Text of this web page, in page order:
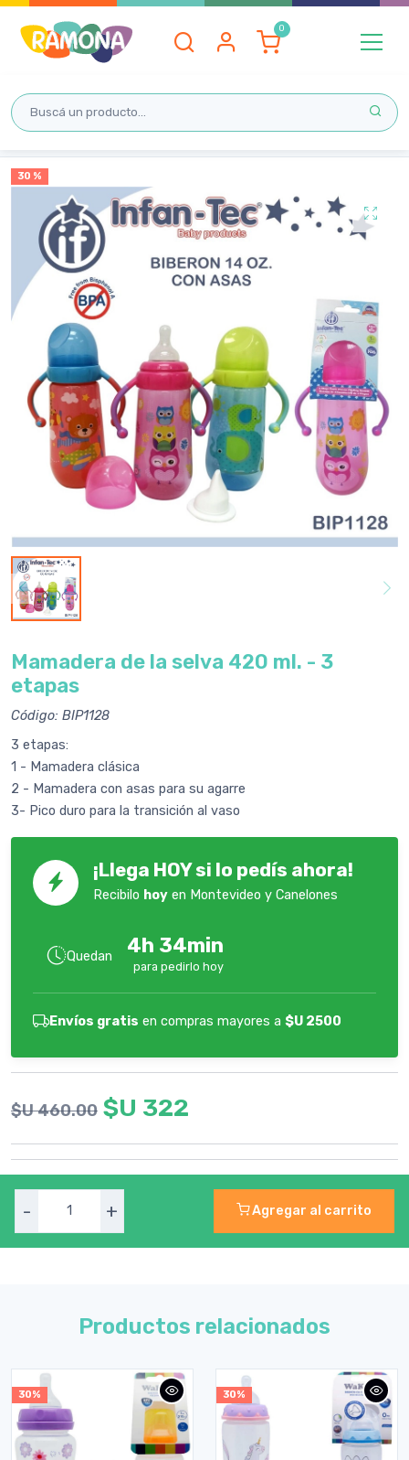
30 %
Mamadera de la selva 420 ml. - 3
etapas
Código: BIP1128
3 etapas:
1 - Mamadera clásica
2 - Mamadera con asas para su agarre
3- Pico duro para la transición al vaso
¡Llega HOY si lo pedís ahora!
Recibilo hoy en Montevideo y Canelones
Quedan 4h 34min
para pedirlo hoy
Envíos gratis en compras mayores a $U 2500
$U 460.00 $U 322
- + Agregar al carrito
Productos relacionados
30% 30%